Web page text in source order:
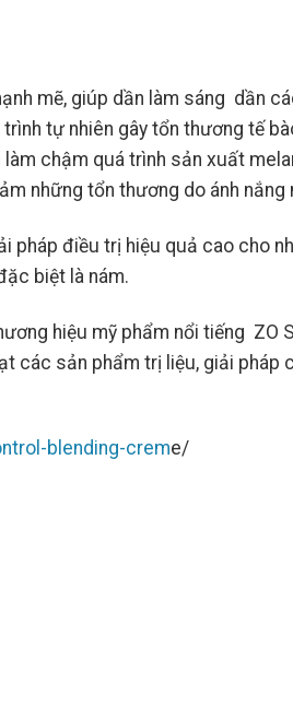
mẽ, giúp dần làm sáng dần
tự nhiên gây tổn thương tế
chậm quá trình sản xuất
những tổn thương do ánh nắng
pháp điều trị hiệu quả cao cho
biệt là nám.
hiệu mỹ phẩm nổi tiếng ZO
các sản phẩm trị liệu, giải pháp
blending-creme/